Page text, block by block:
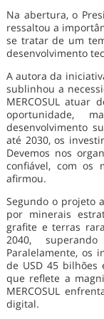
Na abertura, o
ressaltou a
se tratar de um
desenvolvimento
A autora da
sublinhou a
MERCOSUL atuar
oportunidade,
desenvolvimento
até 2030, os
Devemos nos
confiável, com os
afirmou.
Segundo o projeto
por minerais
grafite e terras
2040,
Paralelamente, os
de USD 45 bilhões
que reflete a
MERCOSUL
digital.